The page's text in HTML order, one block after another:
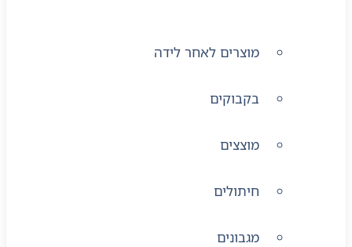
מוצרים לאחר לידה
בקבוקים
מוצצים
חיתולים
מגבונים